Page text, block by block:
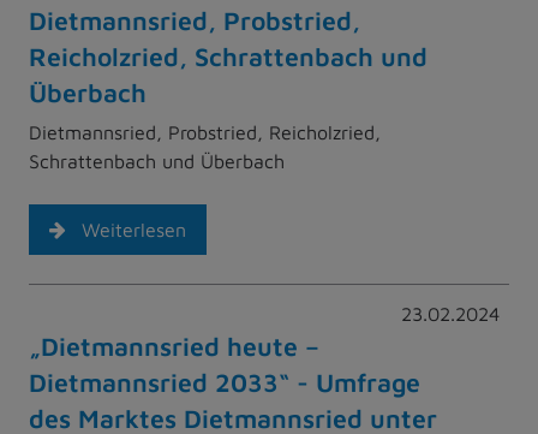
Dietmannsried, Probstried,
Reicholzried, Schrattenbach und
Überbach
Dietmannsried, Probstried, Reicholzried,
Schrattenbach und Überbach
Weiterlesen
23.02.2024
„Dietmannsried heute –
Dietmannsried 2033“ - Umfrage
des Marktes Dietmannsried unter